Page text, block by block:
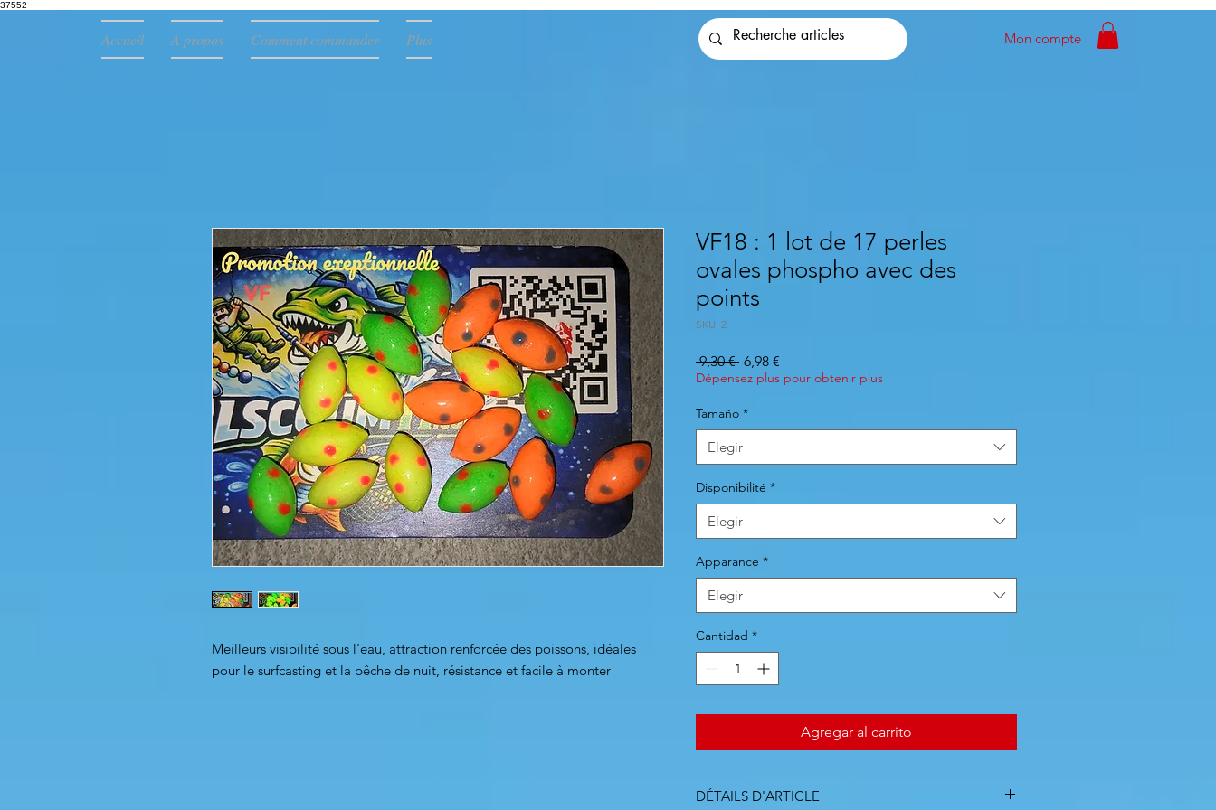
37552
Accueil À propos Comment commander Plus Mon compte
Meilleurs visibilité sous l'eau, attraction renforcée des poissons, idéales
pour le surfcasting et la pêche de nuit, résistance et facile à monter
VF18 : 1 lot de 17 perles
ovales phospho avec des
points
SKU: 2
9,30 € Precio
6,98 €
de
Dépensez plus pour obtenir plus
Tamaño *
Elegir
Disponibilité *
Elegir
Apparance *
Elegir
Cantidad *
Agregar al carrito
DÉTAILS D'ARTICLE